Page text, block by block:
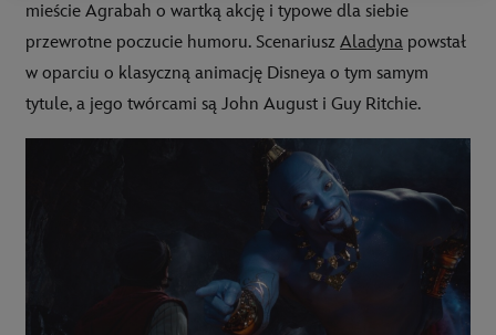
mieście Agrabah o wartką akcję i typowe dla siebie
przewrotne poczucie humoru. Scenariusz Aladyna powstał
w oparciu o klasyczną animację Disneya o tym samym
tytule, a jego twórcami są John August i Guy Ritchie.